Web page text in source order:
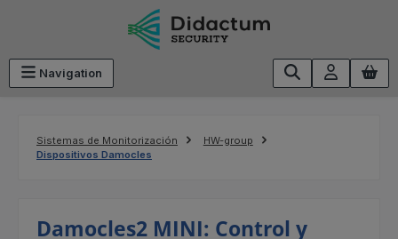
Saltar al contenido principal
Navigation
Sistemas de Monitorización
HW-group
Dispositivos Damocles
Damocles2 MINI: Control y